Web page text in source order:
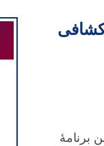
برنامۀ